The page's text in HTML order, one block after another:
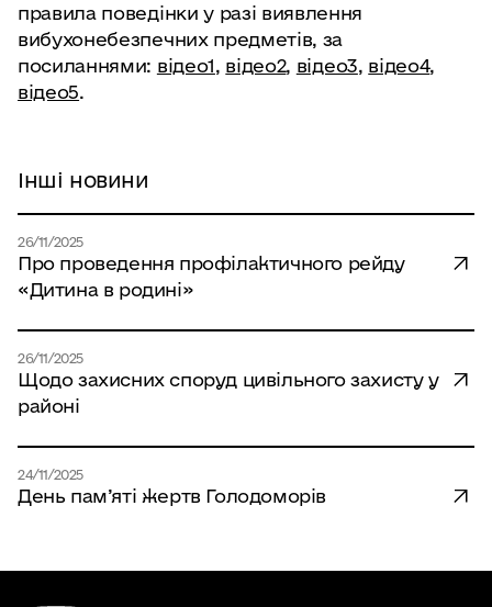
правила поведінки у разі виявлення
вибухонебезпечних предметів, за
посиланнями: відео1, відео2, відео3, відео4,
відео5.
Інші новини
26/11/2025
Про проведення профілактичного рейду
«Дитина в родині»
26/11/2025
Щодо захисних споруд цивільного захисту у
районі
24/11/2025
День пам’яті жертв Голодоморів